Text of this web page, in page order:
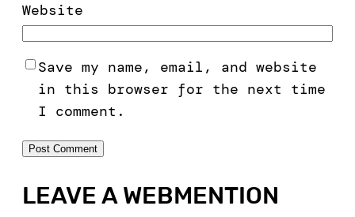
Website
Save my name, email, and website
in this browser for the next time
I comment.
LEAVE A WEBMENTION